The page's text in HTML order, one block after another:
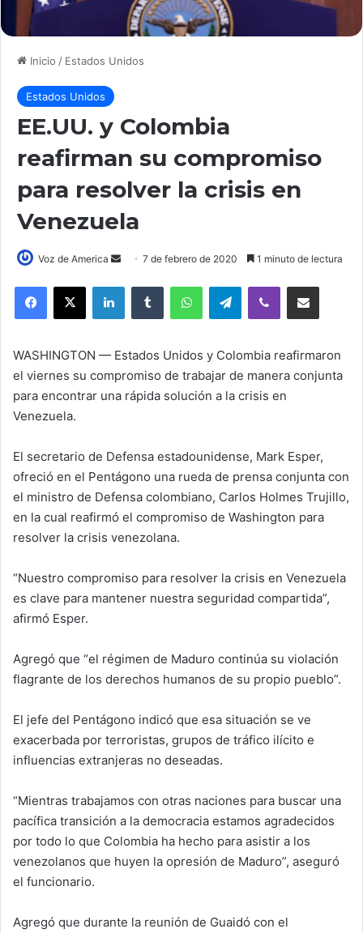
Inicio / Estados Unidos
Estados Unidos
EE.UU. y Colombia
reafirman su compromiso
para resolver la crisis en
Venezuela
Voz de America
d
n
e
m
l
7 de febrero de 2020 1 minuto de lectura
Telegram
WASHINGTON — Estados Unidos y Colombia reafirmaron
el viernes su compromiso de trabajar de manera conjunta
para encontrar una rápida solución a la crisis en
Venezuela.
El secretario de Defensa estadounidense, Mark Esper,
ofreció en el Pentágono una rueda de prensa conjunta con
el ministro de Defensa colombiano, Carlos Holmes Trujillo,
en la cual reafirmó el compromiso de Washington para
resolver la crisis venezolana.
“Nuestro compromiso para resolver la crisis en Venezuela
es clave para mantener nuestra seguridad compartida”,
afirmó Esper.
Agregó que “el régimen de Maduro continúa su violación
flagrante de los derechos humanos de su propio pueblo”.
El jefe del Pentágono indicó que esa situación se ve
exacerbada por terroristas, grupos de tráfico ilícito e
influencias extranjeras no deseadas.
“Mientras trabajamos con otras naciones para buscar una
pacífica transición a la democracia estamos agradecidos
por todo lo que Colombia ha hecho para asistir a los
venezolanos que huyen la opresión de Maduro”, aseguró
el funcionario.
Agregó que durante la reunión de Guaidó con el